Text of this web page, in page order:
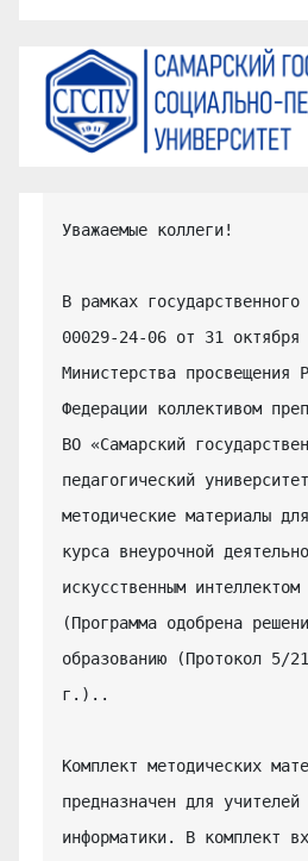
Уважаемые коллеги!
В рамках
00029-24-06 от 31 октября
Министерства просвещения
Федерации коллективом
ВО «Самарский
педагогический
методические материалы
курса внеурочной
искусственным
(Программа одобрена
образованию (Протокол 5/
г.)..
Комплект методических
предназначен для
информатики. В комплект